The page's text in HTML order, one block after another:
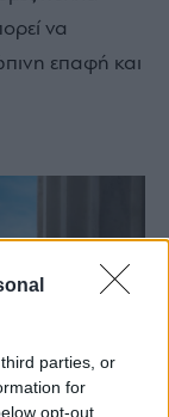
parties, or
for
opt-out
να
επαφή και